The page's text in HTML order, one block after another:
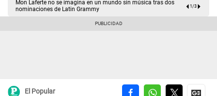
Mon Laferte no se imagina en un mundo sin música tras dos
nominaciones de Latin Grammy
1/3
El Popular